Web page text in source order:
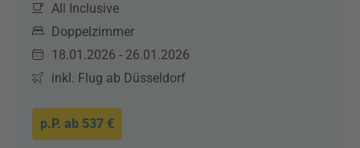
All Inclusive
Doppelzimmer
18.01.2026 - 26.01.2026
inkl. Flug ab Düsseldorf
p.P. ab 537 €